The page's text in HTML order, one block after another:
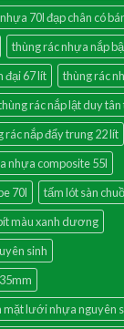
70l đạp chân có
thùng rác nhựa nắp
đại 67 lít
thùng rác
rác nắp lật duy
rác nắp đẩy trung 22 lít
nhựa composite 55l
70l
tấm lót sàn
màu xanh dương
sinh
mặt lưới nhựa nguyên